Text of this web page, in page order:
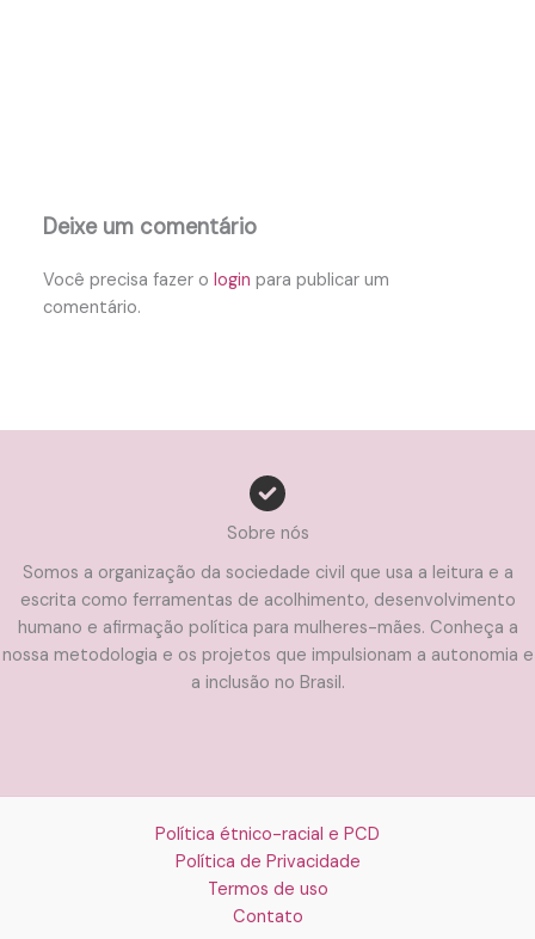
Deixe um comentário
Você precisa fazer ologin para publicar um
comentário.
Sobre nós
Somos a organização da sociedade civil que usa a leitura e a
escrita como ferramentas de acolhimento, desenvolvimento
humano e afirmação política para mulheres-mães. Conheça a
nossa metodologia e os projetos que impulsionam a autonomia e
a inclusão no Brasil.
Política étnico-racial e PCD
Política de Privacidade
Termos de uso
Contato